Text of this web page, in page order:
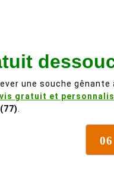
une souche gênante
gratuit et